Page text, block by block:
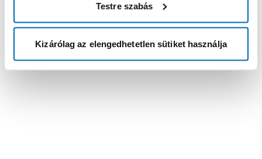
Testre szabás
Kizárólag az elengedhetetlen sütiket használja